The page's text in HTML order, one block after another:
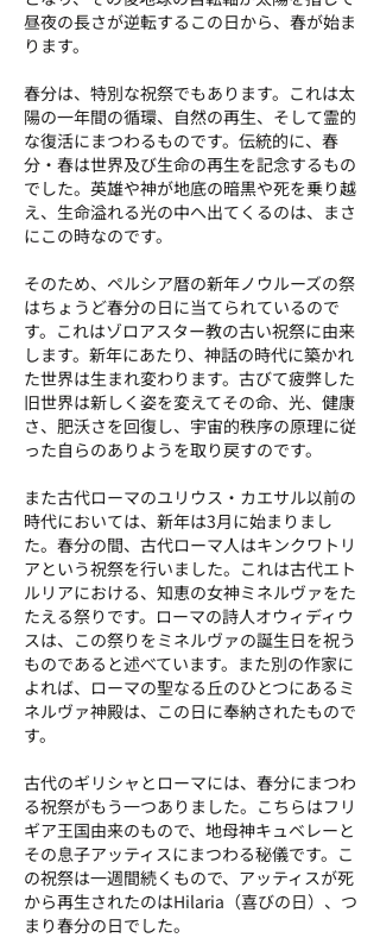
昼夜の長さが逆転するこの日から、春が始ま
ります。
春分は、特別な祝祭でもあります。これは太
陽の一年間の循環、自然の再生、そして霊的
な復活にまつわるものです。伝統的に、春
分・春は世界及び生命の再生を記念するもの
でした。英雄や神が地底の暗黒や死を乗り越
え、生命溢れる光の中へ出てくるのは、まさ
にこの時なのです。
そのため、ペルシア暦の新年ノウルーズの祭
はちょうど春分の日に当てられているので
す。これはゾロアスター教の古い祝祭に由来
します。新年にあたり、神話の時代に築かれ
た世界は生まれ変わります。古びて疲弊した
旧世界は新しく姿を変えてその命、光、健康
さ、肥沃さを回復し、宇宙的秩序の原理に従
った自らのありようを取り戻すのです。
また古代ローマのユリウス・カエサル以前の
時代においては、新年は3月に始まりまし
た。春分の間、古代ローマ人はキンクワトリ
アという祝祭を行いました。これは古代エト
ルリアにおける、知恵の女神ミネルヴァをた
たえる祭りです。ローマの詩人オウィディウ
スは、この祭りをミネルヴァの誕生日を祝う
ものであると述べています。また別の作家に
よれば、ローマの聖なる丘のひとつにあるミ
ネルヴァ神殿は、この日に奉納されたもので
す。
古代のギリシャとローマには、春分にまつわ
る祝祭がもう一つありました。こちらはフリ
ギア王国由来のもので、地母神キュベレーと
その息子アッティスにまつわる秘儀です。こ
の祝祭は一週間続くもので、アッティスが死
から再生されたのはHilaria（喜びの日）、つ
まり春分の日でした。